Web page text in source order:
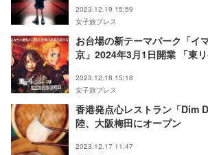
2023.12.19 15:59
女子旅プレス
お台場の新テーマパーク「イ
京」2024年3月1日開業 「東
2023.12.18 15:18
女子旅プレス
香港発点心レストラン「Dim
陸、大阪梅田にオープン
2023.12.17 11:47